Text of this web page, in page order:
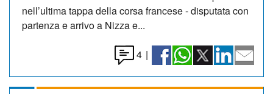
nell’ultima tappa della corsa francese - disputata con
partenza e arrivo a Nizza e...
4 |